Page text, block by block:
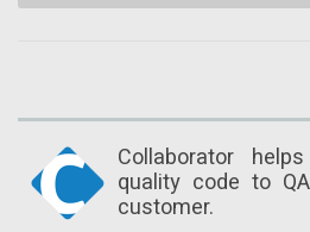
Collaborator
quality code to
customer.